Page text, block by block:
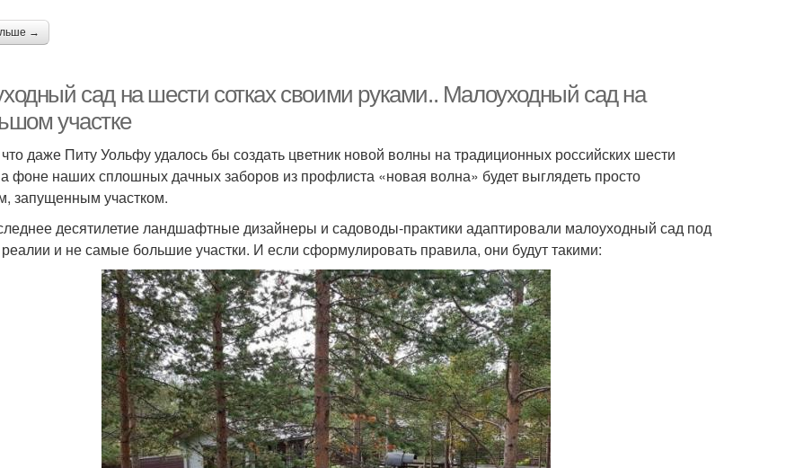
→
сад на шести сотках своими руками.. Малоуходный сад на
участке
даже Питу Уольфу удалось бы создать цветник новой волны на традиционных российских шести
фоне наших сплошных дачных заборов из профлиста «новая волна» будет выглядеть просто
запущенным участком.
десятилетие ландшафтные дизайнеры и садоводы-практики адаптировали малоуходный сад под
и не самые большие участки. И если сформулировать правила, они будут такими: